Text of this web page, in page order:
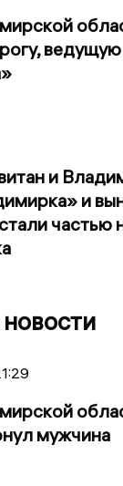
ведущую
и
и
частью
мужчина